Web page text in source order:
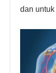
dan